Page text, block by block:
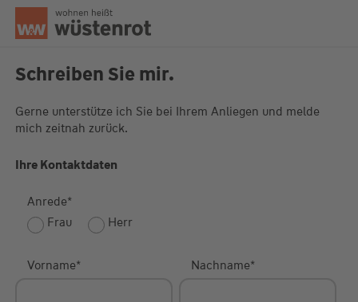
Seitenanfang
Schreiben Sie mir.
Gerne unterstütze ich Sie bei Ihrem Anliegen und melde
mich zeitnah zurück.
Ihre Kontaktdaten
Anrede*
Frau
Herr
Vorname* Nachname*
Unsere Chatzeiten:
Fr: 9:00 Uhr - 18:00 Uhr